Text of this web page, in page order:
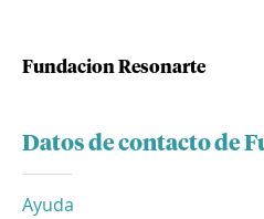
Fundacion Resonarte
Datos de contacto de
Ayuda